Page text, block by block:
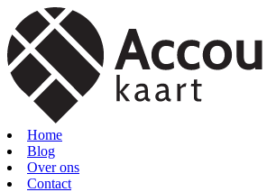
Home
Blog
Over ons
Contact